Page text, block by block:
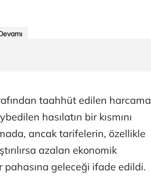
taahhüt edilen harcama
hasılatın bir kısmını
ancak tarifelerin, özellikle
azalan ekonomik
geleceği ifade edildi.